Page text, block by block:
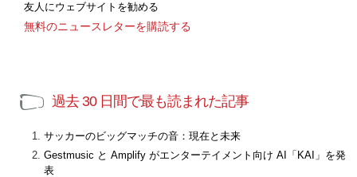
友人にウェブサイトを勧める
無料のニュースレターを購読する
過去 30 日間で最も読まれた記事
サッカーのビッグマッチの音：現在と未来
Gestmusic と Amplify がエンターテイメント向け AI「KAI」を発
表